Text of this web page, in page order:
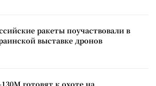
ракеты поучаствовали в
выставке дронов